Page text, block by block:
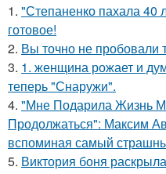
1. "Степаненко пахала 40
готовое!
2. Вы точно не пробовали
3. 1. женщина рожает и
теперь "Снаружи".
4. "Мне Подарила Жизнь
Продолжаться": Максим
вспоминая самый
5. Виктория боня